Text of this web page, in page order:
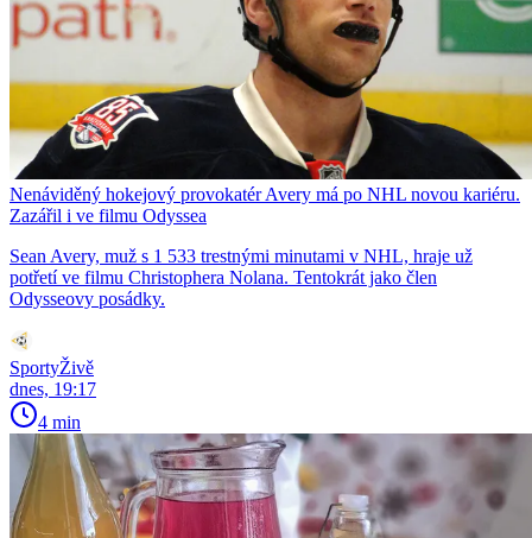
Nenáviděný hokejový provokatér Avery má po NHL novou kariéru.
Zazářil i ve filmu Odyssea
Sean Avery, muž s 1 533 trestnými minutami v NHL, hraje už
potřetí ve filmu Christophera Nolana. Tentokrát jako člen
Odysseovy posádky.
SportyŽivě
dnes, 19:17
4 min